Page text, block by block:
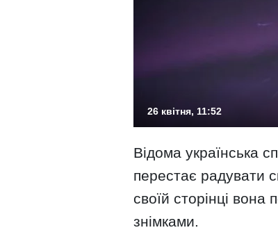
26 квітня, 11:52
Відома українська
перестає радувати
своїй сторінці
знімками.